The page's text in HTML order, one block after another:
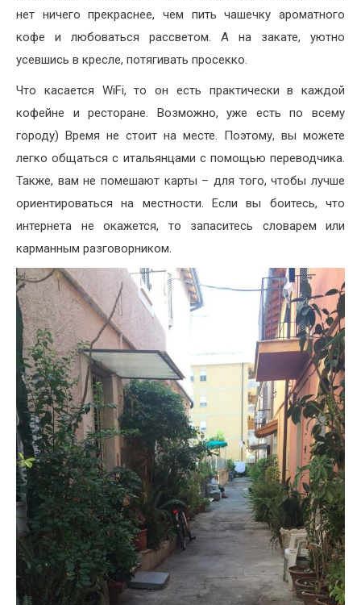
нет ничего прекраснее, чем пить чашечку ароматного
кофе и любоваться рассветом. А на закате, уютно
усевшись в кресле, потягивать просекко.
Что касается WiFi, то он есть практически в каждой
кофейне и ресторане. Возможно, уже есть по всему
городу) Время не стоит на месте. Поэтому, вы можете
легко общаться с итальянцами с помощью переводчика.
Также, вам не помешают карты – для того, чтобы лучше
ориентироваться на местности. Если вы боитесь, что
интернета не окажется, то запаситесь словарем или
карманным разговорником.